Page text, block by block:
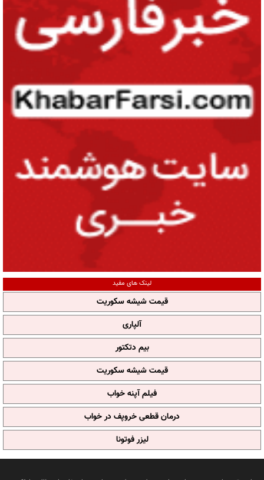
لینک های مفید
قیمت شیشه سکوریت
آلپاری
بیم دتکتور
قیمت شیشه سکوریت
فیلم آپنه خواب
درمان قطعی خروپف در خواب
لیزر فوتونا